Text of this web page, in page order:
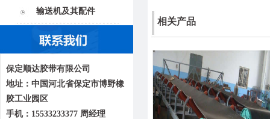
输送机及其配件
保定顺达胶带有限公司
地址：中国河北省保定市博野橡
胶工业园区
手机：15533233377 周经理
相关产品